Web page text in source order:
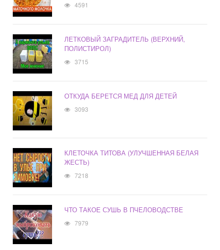
4591
ЛЕТКОВЫЙ ЗАГРАДИТЕЛЬ (ВЕРХНИЙ,
ПОЛИСТИРОЛ)
3715
ОТКУДА БЕРЕТСЯ МЕД ДЛЯ ДЕТЕЙ
3093
КЛЕТОЧКА ТИТОВА (УЛУЧШЕННАЯ БЕЛАЯ
ЖЕСТЬ)
7218
ЧТО ТАКОЕ СУШЬ В ПЧЕЛОВОДСТВЕ
7979